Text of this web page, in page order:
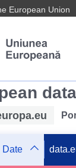
European Union
data
Date